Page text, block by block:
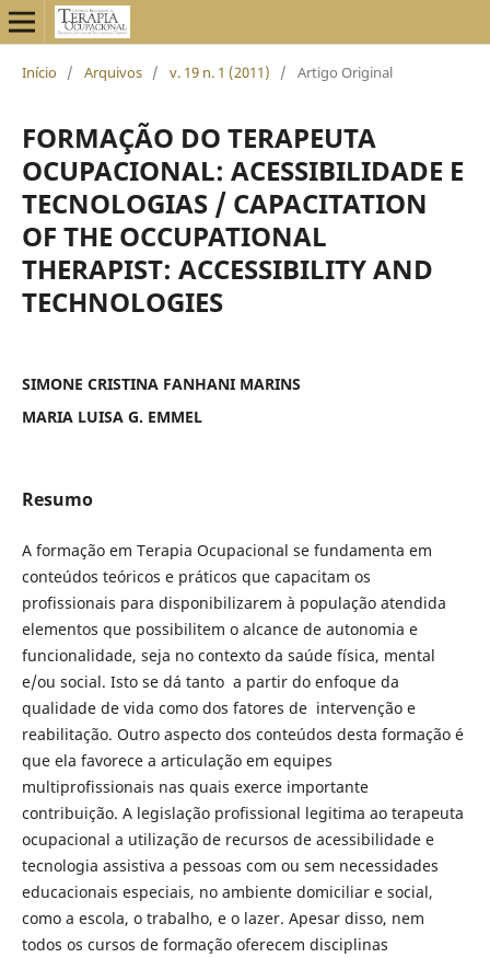
Início / Arquivos / v. 19 n. 1 (2011) / Artigo Original
FORMAÇÃO DO TERAPEUTA
OCUPACIONAL: ACESSIBILIDADE E
TECNOLOGIAS / CAPACITATION
OF THE OCCUPATIONAL
THERAPIST: ACCESSIBILITY AND
TECHNOLOGIES
SIMONE CRISTINA FANHANI MARINS
MARIA LUISA G. EMMEL
Resumo
A formação em Terapia Ocupacional se fundamenta em
conteúdos teóricos e práticos que capacitam os
profissionais para disponibilizarem à população atendida
elementos que possibilitem o alcance de autonomia e
funcionalidade, seja no contexto da saúde física, mental
e/ou social. Isto se dá tanto a partir do enfoque da
qualidade de vida como dos fatores de intervenção e
reabilitação. Outro aspecto dos conteúdos desta formação é
que ela favorece a articulação em equipes
multiprofissionais nas quais exerce importante
contribuição. A legislação profissional legitima ao terapeuta
ocupacional a utilização de recursos de acessibilidade e
tecnologia assistiva a pessoas com ou sem necessidades
educacionais especiais, no ambiente domiciliar e social,
como a escola, o trabalho, e o lazer. Apesar disso, nem
todos os cursos de formação oferecem disciplinas